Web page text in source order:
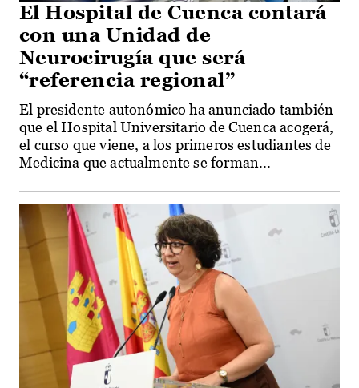
El Hospital de Cuenca contará
con una Unidad de
Neurocirugía que será
“referencia regional”
El presidente autonómico ha anunciado también
que el Hospital Universitario de Cuenca acogerá,
el curso que viene, a los primeros estudiantes de
Medicina que actualmente se forman...